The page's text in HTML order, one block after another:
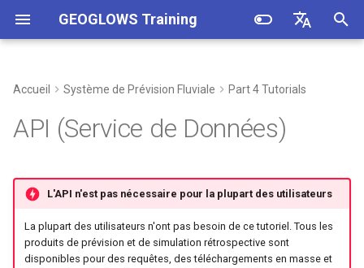
GEOGLOWS Training
Español
Français
n
t
Données Rétrospectives
Données Prévisionnelles
Téléchargements en Masse
Recueil de Recettes
Utilisation de l'API
l'API
Accéder à l'API via Python
Introducing RFS Version 2
Formulation
3. GEOGLOWS Available Data
Accueil Système de Prévision Fluviale Part 4 Tutorials
API (Service de Données)
L'API n'est pas nécessaire pour la plupart des utilisateurs
La plupart des utilisateurs n'ont pas besoin de ce tutoriel. Tous les
produits de prévision et de simulation rétrospective sont
disponibles pour des requêtes, des téléchargements en masse et